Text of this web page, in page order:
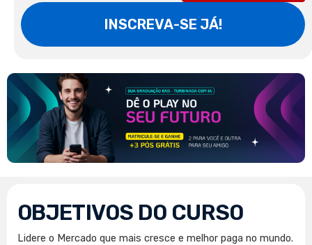
INSCREVA-SE JÁ!
OBJETIVOS DO CURSO
Lidere o Mercado que mais cresce e melhor paga no mundo.